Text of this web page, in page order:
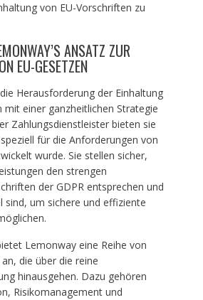
von EU-Vorschriften zu
ANSATZ ZUR
EU-GESETZEN
Herausforderung der Einhaltung
mit einer ganzheitlichen Strategie
Zahlungsdienstleister bieten sie
für die Anforderungen von
wurde. Sie stellen sicher,
den strengen
der GDPR entsprechen und
sind, um sichere und effiziente
Lemonway eine Reihe von
die über die reine
hinausgehen. Dazu gehören
Risikomanagement und